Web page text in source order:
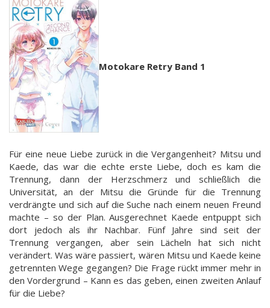
Motokare Retry Band 1
Für eine neue Liebe zurück in die Vergangenheit? Mitsu und
Kaede, das war die echte erste Liebe, doch es kam die
Trennung, dann der Herzschmerz und schließlich die
Universität, an der Mitsu die Gründe für die Trennung
verdrängte und sich auf die Suche nach einem neuen Freund
machte – so der Plan. Ausgerechnet Kaede entpuppt sich
dort jedoch als ihr Nachbar. Fünf Jahre sind seit der
Trennung vergangen, aber sein Lächeln hat sich nicht
verändert. Was wäre passiert, wären Mitsu und Kaede keine
getrennten Wege gegangen? Die Frage rückt immer mehr in
den Vordergrund – Kann es das geben, einen zweiten Anlauf
für die Liebe?